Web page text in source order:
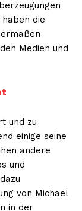
die
Medien und
und zu
einige seine
andere
und
von Michael
in der